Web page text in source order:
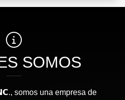
SOMOS
somos una empresa de